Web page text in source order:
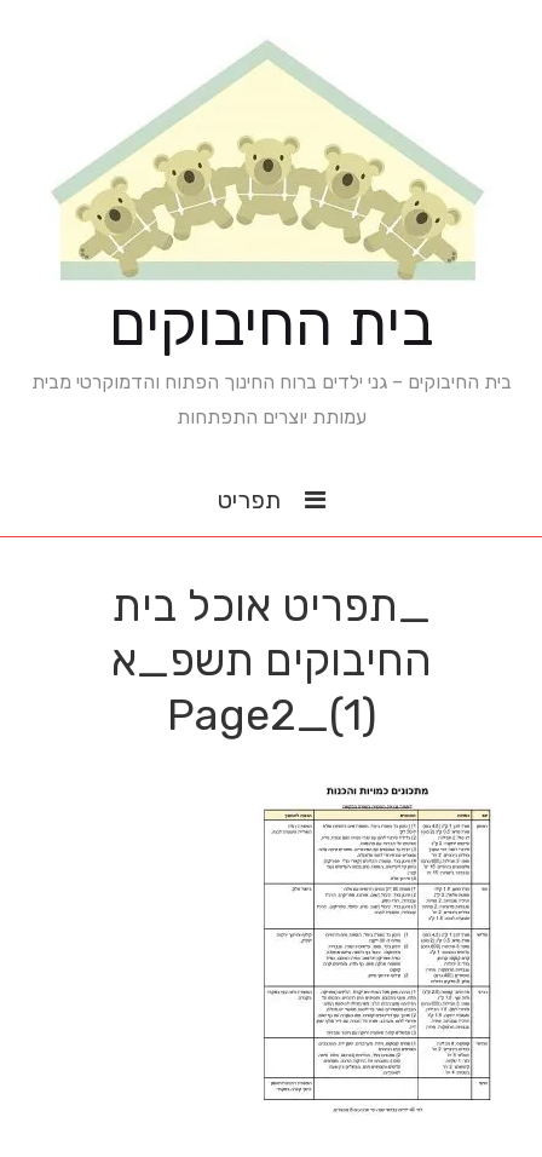
בית החיבוקים
בית החיבוקים – גני ילדים ברוח החינוך הפתוח והדמוקרטי מבית
עמותת יוצרים התפתחות
תפריט
_תפריט אוכל בית
החיבוקים תשפ_א
(1)_Page2